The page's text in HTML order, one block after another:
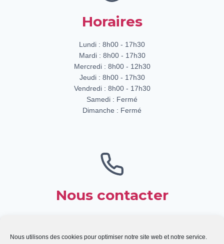
Nous utilisons des cookies pour optimiser notre site web et notre service.
Horaires
Lundi : 8h00 - 17h30
Mardi : 8h00 - 17h30
Mercredi : 8h00 - 12h30
Jeudi : 8h00 - 17h30
Vendredi : 8h00 - 17h30
Samedi : Fermé
Dimanche : Fermé
Nous contacter